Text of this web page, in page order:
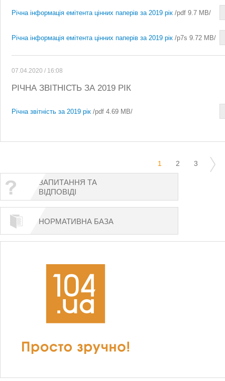
Річна інформація емітента цінних паперів за 2019 рік /pdf 9.7 MB/
Річна інформація емітента цінних паперів за 2019 рік /p7s 9.72 MB/
07.04.2020 / 16:08
РІЧНА ЗВІТНІСТЬ ЗА 2019 РІК
Річна звітність за 2019 рік /pdf 4.69 MB/
1 2 3
ЗАПИТАННЯ ТА
ВІДПОВІДІ
НОРМАТИВНА БАЗА